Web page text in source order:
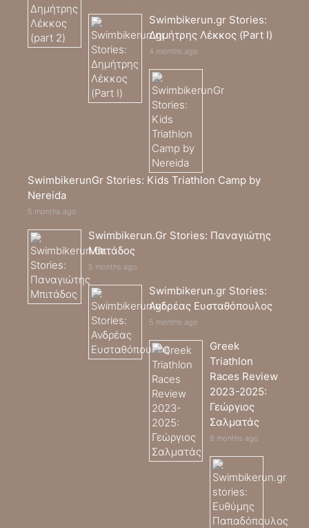
Swimbikerun.gr Stories:
Δημήτρης Λέκκος (Part I)
4 months ago
SwimbikerunGr Stories: Kids Triathlon Camp by
Nereida
5 months ago
Swimbikerun.Gr Stories: Παναγιώτης
Μπιτάδος
5 months ago
Swimbikerun.gr Stories:
Ανδρέας Ευσταθόπουλος
5 months ago
Greek
Triathlon
Races Review
2023-2025:
Γεώργιος
Σαλματάς
8 months ago